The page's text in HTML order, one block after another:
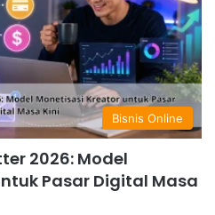
Bisnis Online
2026: Model
Pasar Digital Masa